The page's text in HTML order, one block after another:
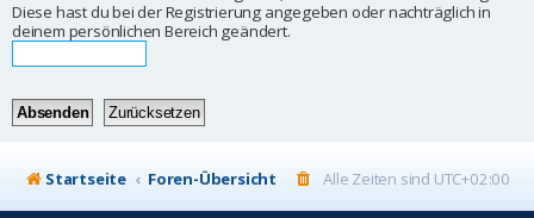
Diese hast du bei der Registrierung angegeben oder nachträglich in
deinem persönlichen Bereich geändert.
Startseite Foren-Übersicht Alle Zeiten sind UTC+02:00